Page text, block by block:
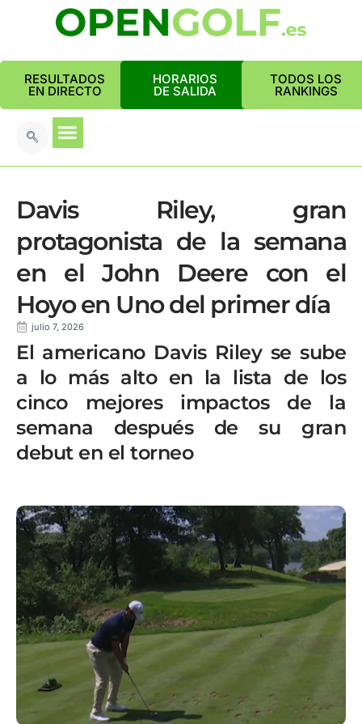
RESULTADOS
EN DIRECTO
HORARIOS
DE SALIDA
TODOS LOS
RANKINGS
Davis Riley, gran
protagonista de la semana
en el John Deere con el
Hoyo en Uno del primer día
julio 7, 2026
El americano Davis Riley se sube
a lo más alto en la lista de los
cinco mejores impactos de la
semana después de su gran
debut en el torneo